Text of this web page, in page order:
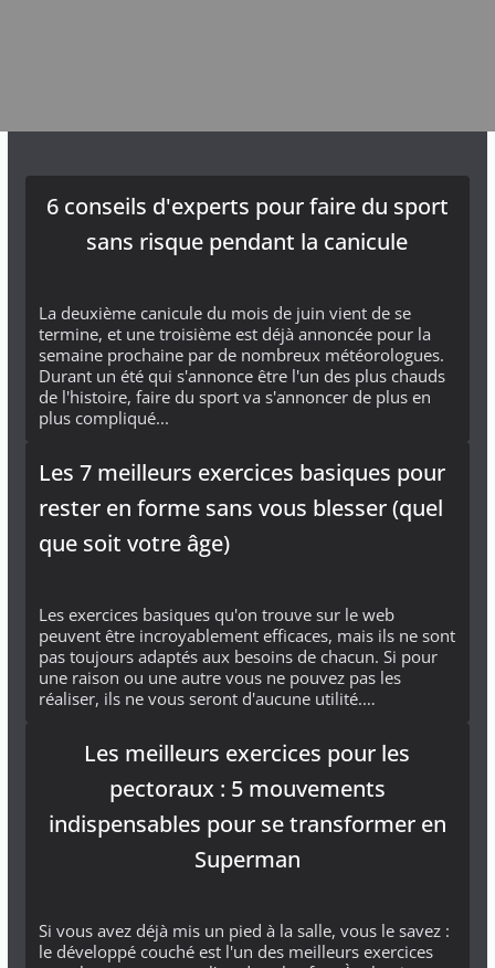
6 conseils d'experts pour faire du sport
sans risque pendant la canicule
La deuxième canicule du mois de juin vient de se
termine, et une troisième est déjà annoncée pour la
semaine prochaine par de nombreux météorologues.
Durant un été qui s'annonce être l'un des plus chauds
de l'histoire, faire du sport va s'annoncer de plus en
plus compliqué...
Les 7 meilleurs exercices basiques pour
rester en forme sans vous blesser (quel
que soit votre âge)
Les exercices basiques qu'on trouve sur le web
peuvent être incroyablement efficaces, mais ils ne sont
pas toujours adaptés aux besoins de chacun. Si pour
une raison ou une autre vous ne pouvez pas les
réaliser, ils ne vous seront d'aucune utilité.…
Les meilleurs exercices pour les
pectoraux : 5 mouvements
indispensables pour se transformer en
Superman
Si vous avez déjà mis un pied à la salle, vous le savez :
le développé couché est l'un des meilleurs exercices